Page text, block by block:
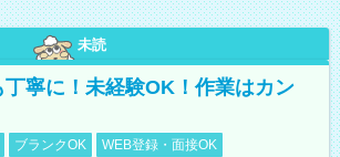
未読
寧に！未経験OK！作業はカン
ブランクOK WEB登録・面接OK